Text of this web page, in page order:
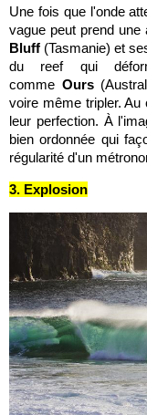
Une fois que l'onde
vague peut prend
Bluff (Tasmanie) et
du reef qui
comme Ours
voire même tripler.
leur perfection. À
bien ordonnée qui
régularité d'un
3. Explosion